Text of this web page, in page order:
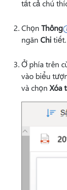
tất cả chú
Chọn Thông
ngăn Chitiết.
Ở phía trên
vào biểu
và chọn Xóa